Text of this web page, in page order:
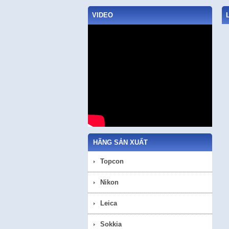
VIDEO
HÃNG SẢN XUẤT
Topcon
Nikon
Leica
Sokkia